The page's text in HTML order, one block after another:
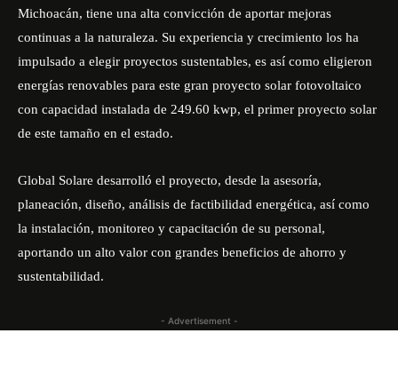
Michoacán, tiene una alta convicción de aportar mejoras
continuas a la naturaleza. Su experiencia y crecimiento los ha
impulsado a elegir proyectos sustentables, es así como eligieron
energías renovables para este gran proyecto solar fotovoltaico
con capacidad instalada de 249.60 kwp, el primer proyecto solar
de este tamaño en el estado.
Global Solare desarrolló el proyecto, desde la asesoría,
planeación, diseño, análisis de factibilidad energética, así como
la instalación, monitoreo y capacitación de su personal,
aportando un alto valor con grandes beneficios de ahorro y
sustentabilidad.
- Advertisement -